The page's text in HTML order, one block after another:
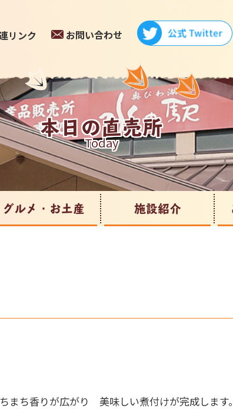
リンク お問い合わせ
本日の直売所
Today
グルメ・お土産 施設紹介
まち香りが広がり 美味しい煮付けが完成します